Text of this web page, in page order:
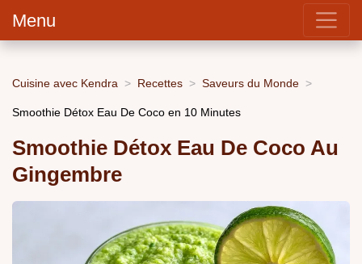
Menu
Cuisine avec Kendra Recettes Saveurs du Monde
Smoothie Détox Eau De Coco en 10 Minutes
Smoothie Détox Eau De Coco Au
Gingembre